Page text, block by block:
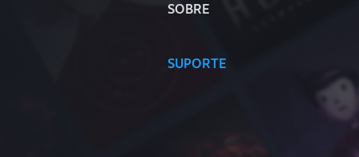
SOBRE
SUPORTE